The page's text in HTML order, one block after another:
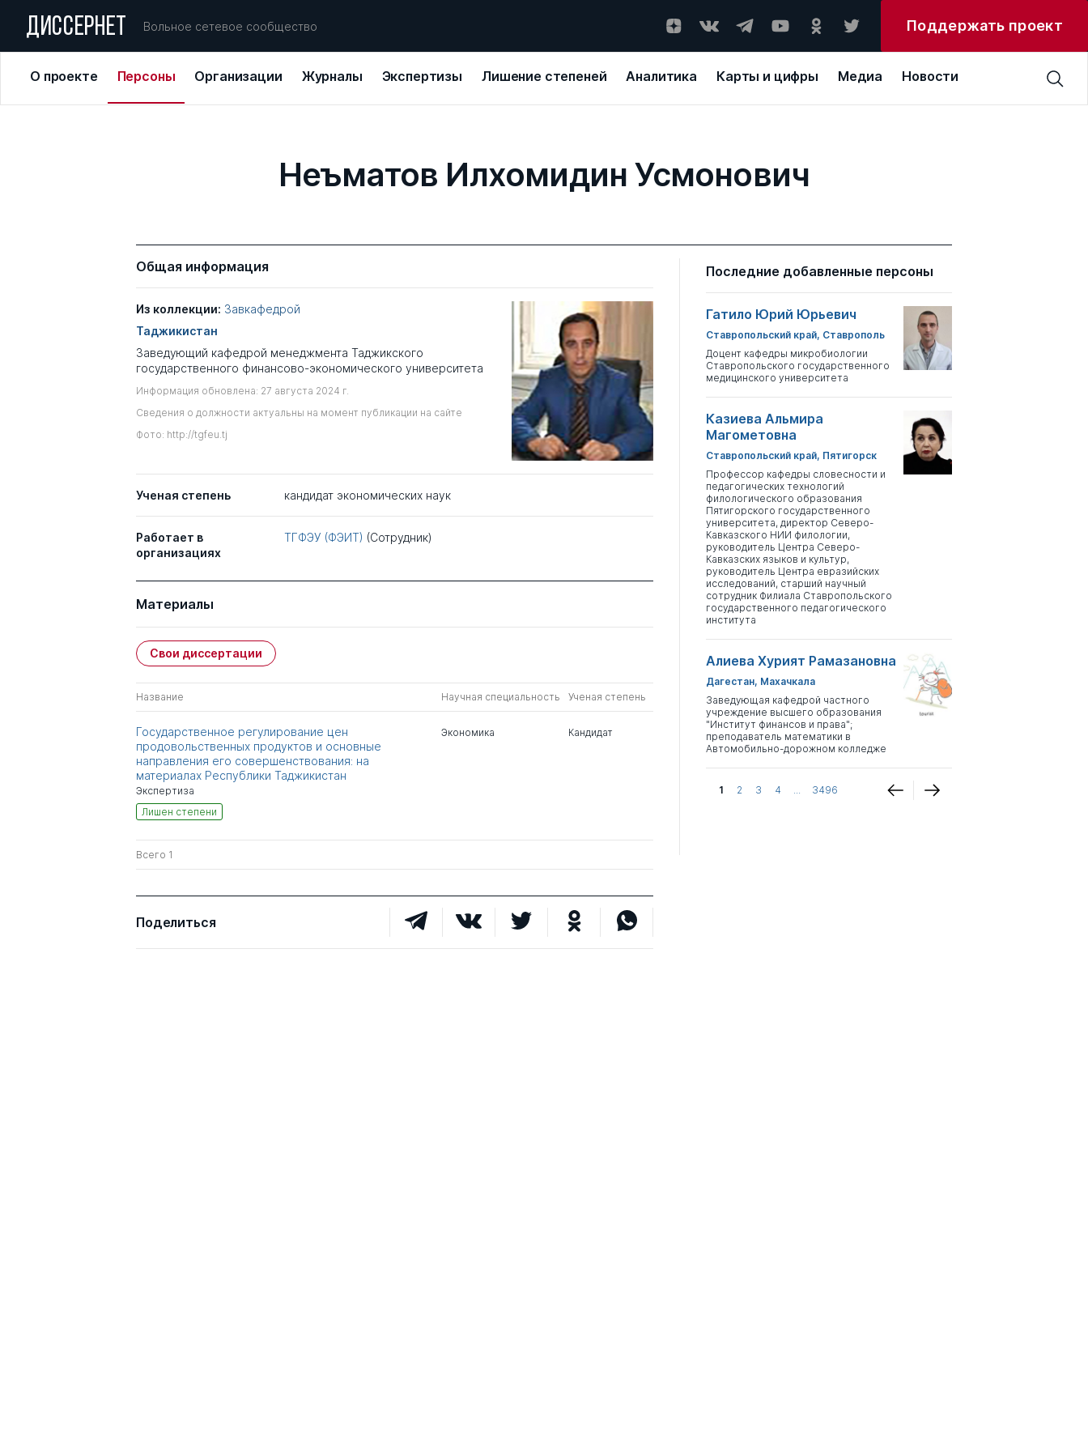
ДИССЕРНЕТ Вольное сетевое сообщество Поддержать проект
О проекте Персоны Организации Журналы Экспертизы Лишение степеней Аналитика Карты и цифры Медиа Новости
Неъматов Илхомидин Усмонович
Общая информация
Из коллекции: Завкафедрой
Таджикистан
Заведующий кафедрой менеджмента Таджикского
государственного финансово-экономического университета
Информация обновлена: 27 августа 2024 г.
Сведения о должности актуальны на момент публикации на сайте
Фото: http://tgfeu.tj
Ученая степень кандидат экономических наук
Работает в
организациях
ТГФЭУ (ФЭИТ) (Сотрудник)
Материалы
Свои диссертации
Название Научная специальность Ученая степень
Государственное регулирование цен
продовольственных продуктов и основные
направления его совершенствования: на
материалах Республики Таджикистан
Экспертиза
Лишен степени
Экономика Кандидат
Всего 1
Поделиться
Последние добавленные персоны
Гатило Юрий Юрьевич
Ставропольский край, Ставрополь
Доцент кафедры микробиологии
Ставропольского государственного
медицинского университета
Казиева Альмира
Магометовна
Ставропольский край, Пятигорск
Профессор кафедры словесности и
педагогических технологий
филологического образования
Пятигорского государственного
университета, директор Северо-
Кавказского НИИ филологии,
руководитель Центра Северо-
Кавказских языков и культур,
руководитель Центра евразийских
исследований, старший научный
сотрудник Филиала Ставропольского
государственного педагогического
института
Алиева Хурият Рамазановна
Дагестан, Махачкала
Заведующая кафедрой частного
учреждение высшего образования
"Институт финансов и права";
преподаватель математики в
Автомобильно-дорожном колледже
1 2 3 4 ... 3496